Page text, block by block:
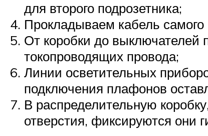
для второго подрозетника;
Прокладываем кабель
От коробки до выключателей
токопроводящих провода;
Линии осветительных
подключения плафонов
В распределительную
отверстия, фиксируются они